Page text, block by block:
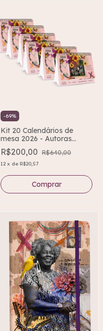
-69%
Kit 20 Calendários de
mesa 2026 - Autoras
Brasileiras
R$200,00 R$640,00
12 x de R$20,57